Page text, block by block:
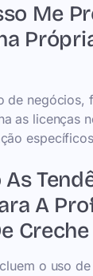
Me
de negócios,
as licenças
As
A
Creche
o uso